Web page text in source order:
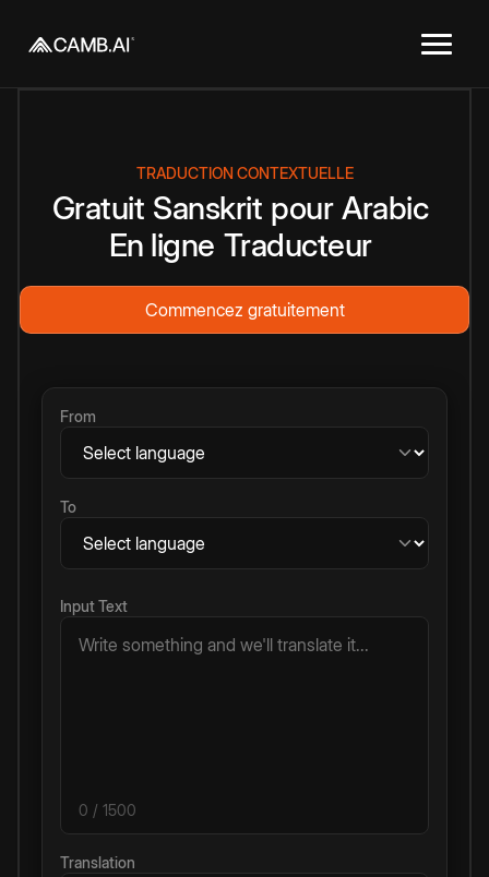
TRADUCTION CONTEXTUELLE
Gratuit Sanskrit pour Arabic
En ligne Traducteur
Commencez gratuitement
From
To
Input Text
0 / 1500
Translation